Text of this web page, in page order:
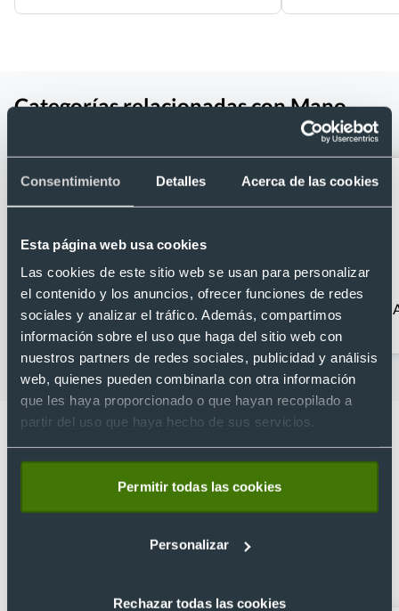
Consentimiento Detalles Acerca de las cookies
Esta página web usa cookies
Las cookies de este sitio web se usan para personalizar
el contenido y los anuncios, ofrecer funciones de redes
sociales y analizar el tráfico. Además, compartimos
información sobre el uso que haga del sitio web con
nuestros partners de redes sociales, publicidad y análisis
web, quienes pueden combinarla con otra información
que les haya proporcionado o que hayan recopilado a
partir del uso que haya hecho de sus servicios.
Permitir todas las cookies
Personalizar
Rechazar todas las cookies
Categorías relacionadas con Mano
Acampada
Accesorios para
bicicleta